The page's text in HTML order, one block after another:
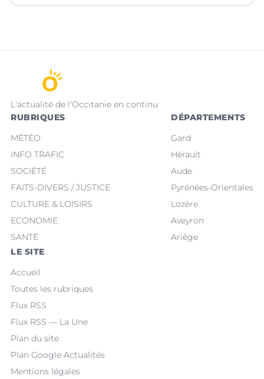
L'actualité de l'Occitanie en continu
RUBRIQUES
MÉTÉO
INFO TRAFIC
SOCIÉTÉ
FAITS-DIVERS / JUSTICE
CULTURE & LOISIRS
ECONOMIE
SANTÉ
DÉPARTEMENTS
Gard
Hérault
Aude
Pyrénées-Orientales
Lozère
Aveyron
Ariège
LE SITE
Accueil
Toutes les rubriques
Flux RSS
Flux RSS — La Une
Plan du site
Plan Google Actualités
Mentions légales